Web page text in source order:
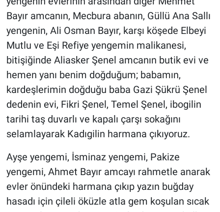
Bayır amcanın, Mecbura abanın, Güllü Ana Sallı
yengenin, Ali Osman Bayır, karşı köşede Elbeyi
Mutlu ve Eşi Refiye yengemin malikanesi,
bitişiğinde Aliasker Şenel amcanın butik evi ve
hemen yanı benim doğduğum; babamın,
kardeşlerimin doğduğu baba Gazi Şükrü Şenel
dedenin evi, Fikri Şenel, Temel Şenel, ibogilin
tarihi taş duvarlı ve kapalı çarşı sokağını
selamlayarak Kadıgilin harmana çıkıyoruz.
Ayşe yengemi, İsminaz yengemi, Pakize
yengemi, Ahmet Bayır amcayı rahmetle anarak
evler önündeki harmana çıkıp yazın buğday
hasadı için çileli öküzle atla gem koşulan sıcak